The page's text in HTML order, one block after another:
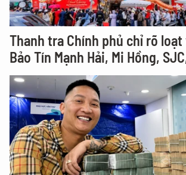
Thanh tra Chính phủ chỉ rõ
Bảo Tín Mạnh Hải, Mi Hồng,